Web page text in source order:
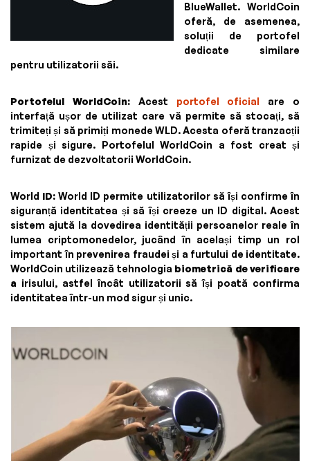
BlueWallet. WorldCoin
oferă, de asemenea,
soluții de portofel
dedicate similare
pentru utilizatorii săi.
Portofelul WorldCoin: Acest portofel oficial are o
interfață ușor de utilizat care vă permite să stocați, să
trimiteți și să primiți monede WLD. Acesta oferă tranzacții
rapide și sigure. Portofelul WorldCoin a fost creat și
furnizat de dezvoltatorii WorldCoin.
World ID: World ID permite utilizatorilor să își confirme în
siguranță identitatea și să își creeze un ID digital. Acest
sistem ajută la dovedirea identității persoanelor reale în
lumea criptomonedelor, jucând în același timp un rol
important în prevenirea fraudei și a furtului de identitate.
WorldCoin utilizează tehnologia biometrică de verificare
a irisului, astfel încât utilizatorii să își poată confirma
identitatea într-un mod sigur și unic.